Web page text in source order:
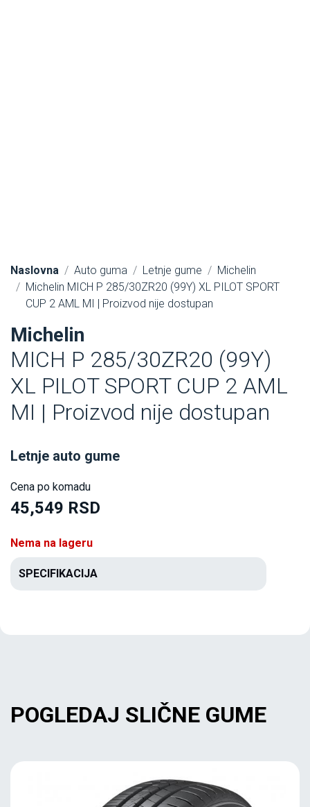
Naslovna Auto guma Letnje gume
Michelin
Michelin MICH P 285/30ZR20 (99Y) XL PILOT SPORT
CUP 2 AML MI | Proizvod nije dostupan
Michelin
MICH P 285/30ZR20 (99Y)
XL PILOT SPORT CUP 2 AML
MI | Proizvod nije dostupan
Letnje auto gume
Cena po komadu
45,549 RSD
Nema na lageru
SPECIFIKACIJA
POGLEDAJ SLIČNE GUME